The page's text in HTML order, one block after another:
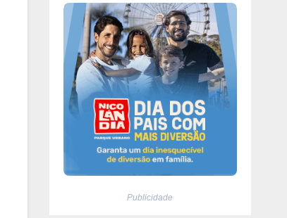
Publicidade